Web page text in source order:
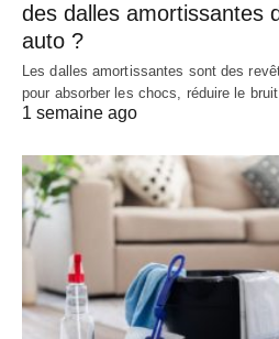
des dalles amortissantes
auto ?
Les dalles amortissantes sont des
pour absorber les chocs, réduire le
1 semaine ago